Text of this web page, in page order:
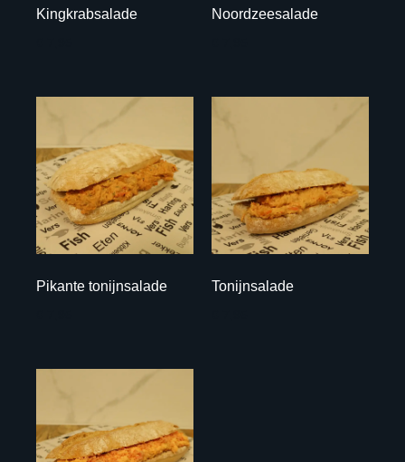
Kingkrabsalade Noordzeesalade
Pikante tonijnsalade Tonijnsalade